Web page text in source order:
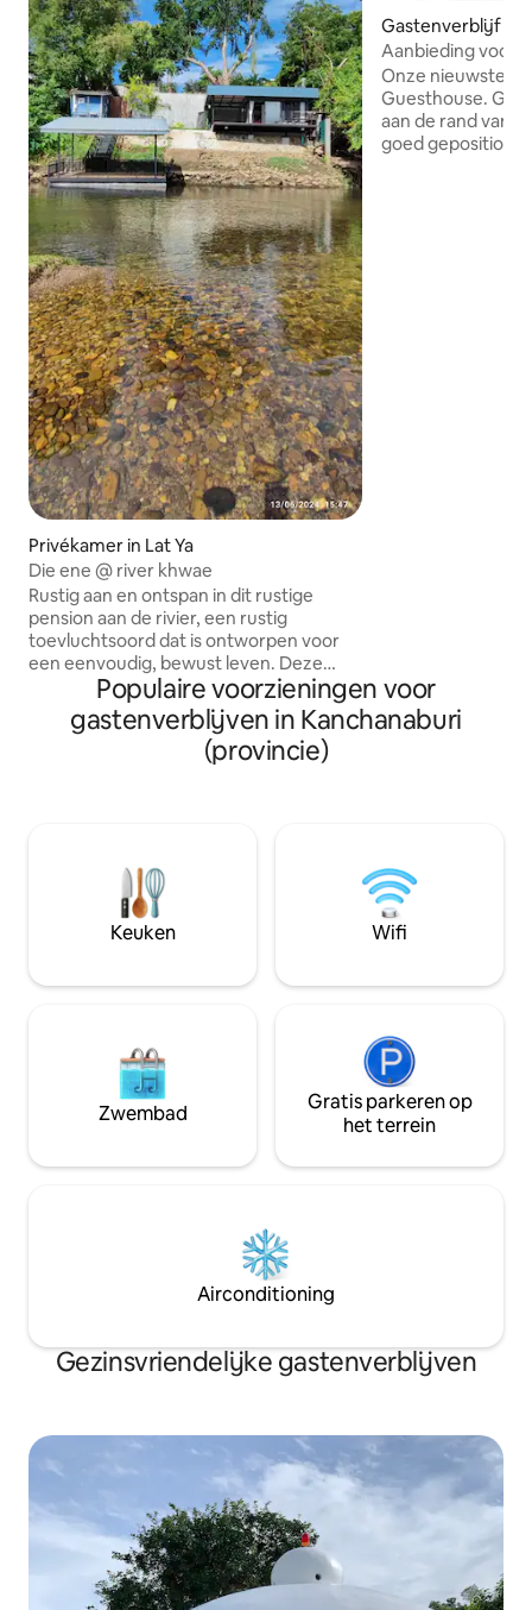
Privékamer in Lat Ya
Die ene @ river khwae
Rustig aan en ontspan in dit rustige
pension aan de rivier, een rustig
toevluchtsoord dat is ontworpen voor
een eenvoudig, bewust leven. Deze
privéaccommodatie wordt omringd
door de natuur en gekoeld door een
zacht briesje van de rivier. Het biedt een
rustige ontsnapping aan drukke routines
wijze verstrijken zonder schema's of
druk. Deze ruimte nodigt uit tot rust,
reflectie en een diepere verbinding met
de natuur.
Gastenverblijf in
Aanbieding voor
2026
Onze nieuwste
Guesthouse.
aan de rand van
goed
Populaire voorzieningen voor
gastenverblijven in Kanchanaburi
(provincie)
Keuken Wifi
Zwembad
Gratis parkeren op
het terrein
Airconditioning
Gezinsvriendelijke gastenverblijven